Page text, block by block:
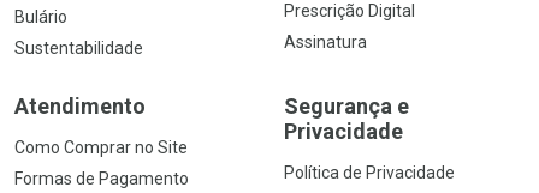
Bulário
Sustentabilidade
Prescrição Digital
Assinatura
Atendimento
Como Comprar no Site
Formas de Pagamento
Segurança e
Privacidade
Política de Privacidade